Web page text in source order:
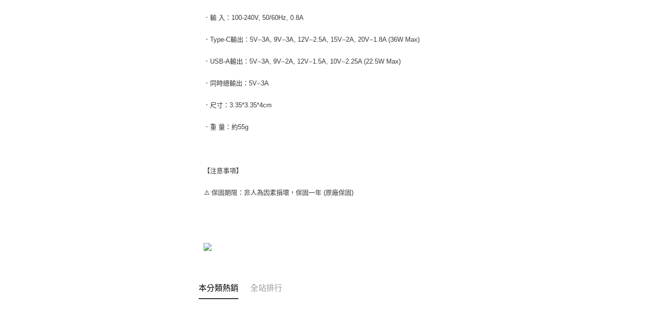
．輸 入：100-240V, 50/60Hz, 0.8A
．Type-C輸出：5V⎓3A, 9V⎓3A, 12V⎓2.5A, 15V⎓2A, 20V⎓1.8A (36W Max)
．USB-A輸出：5V⎓3A, 9V⎓2A, 12V⎓1.5A, 10V⎓2.25A (22.5W Max)
．同時總輸出：5V⎓3A
．尺寸：3.35*3.35*4cm
．重 量：約55g
【注意事項】
⚠️ 保固期限：非人為因素損壞，保固一年 (原廠保固)
本分類熱銷 全站排行